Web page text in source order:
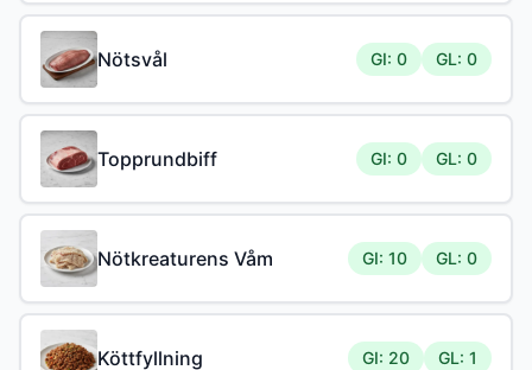
Nötsvål GI: 0 GL: 0
Topprundbiff GI: 0 GL: 0
Nötkreaturens Våm GI: 10 GL: 0
Köttfyllning GI: 20 GL: 1